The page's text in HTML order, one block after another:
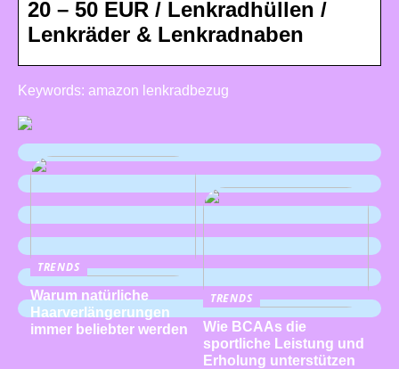
20 – 50 EUR / Lenkradhüllen /
Lenkräder & Lenkradnaben
Keywords: amazon lenkradbezug
TRENDS
Warum natürliche
Haarverlängerungen
immer beliebter werden
TRENDS
Wie BCAAs die
sportliche Leistung und
Erholung unterstützen